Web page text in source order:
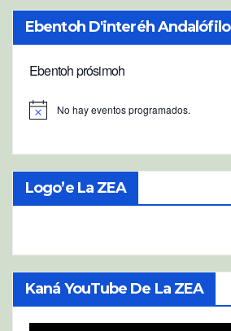
Ebentoh D'interéh Andalófilo
Ebentoh prósimoh
s
No hay eventos programados.
Logo’e La ZEA
Kaná YouTube De La ZEA